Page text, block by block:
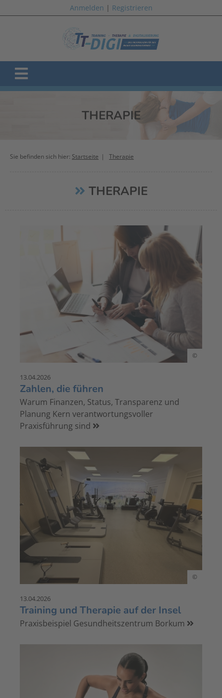
Anmelden | Registrieren
THERAPIE
Sie befinden sich hier: Startseite Therapie
THERAPIE
©
13.04.2026
Zahlen, die führen
Warum Finanzen, Status, Transparenz und
Planung Kern verantwortungsvoller
Praxisführung sind
©
13.04.2026
Training und Therapie auf der Insel
Praxisbeispiel Gesundheitszentrum Borkum